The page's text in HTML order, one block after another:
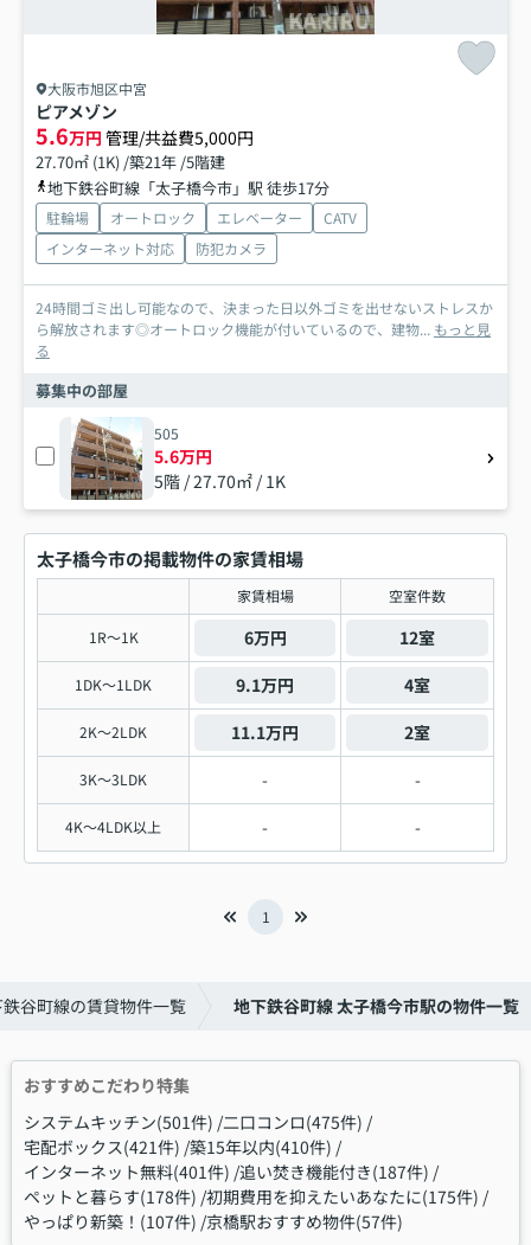
大阪市旭区中宮
ピアメゾン
5.6万円 管理/共益費5,000円
27.70㎡ (1K) /築21年 /5階建
地下鉄谷町線「太子橋今市」駅 徒歩17分
駐輪場 オートロック エレベーター
CATV
インターネット対応
防犯カメラ
24時間ゴミ出し可能なので、決まった日以外ゴミを出せないストレスか
ら解放されます◎オートロック機能が付いているので、建物... もっと見
る
募集中の部屋
505
5.6万円
5階 / 27.70㎡ / 1K
太子橋今市の掲載物件の家賃相場
家賃相場 空室件数
1R～1K 6万円 12室
1DK～1LDK 9.1万円 4室
2K～2LDK 11.1万円 2室
3K～3LDK - -
4K～4LDK以上 - -
1
谷町線の賃貸物件一覧 地下鉄谷町線 太子橋今市駅の物件一覧
おすすめこだわり特集
システムキッチン(501件) 二口コンロ(475件)
宅配ボックス(421件) 築15年以内(410件)
インターネット無料(401件) 追い焚き機能付き(187件)
ペットと暮らす(178件) 初期費用を抑えたいあなたに(175件)
やっぱり新築！(107件) 京橋駅おすすめ物件(57件)